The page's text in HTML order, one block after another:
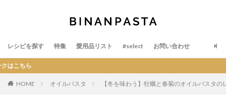
レシピを探す 特集 愛用品リスト #select お問い合わせ
HOME オイルパスタ 【冬を味わう】牡蠣と春菊のオイルパスタの